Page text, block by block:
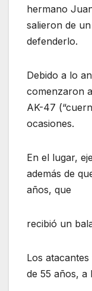
hermano
salieron de
defenderlo.
Debido a lo
comenzaron
AK-47
ocasiones.
En el lugar,
además de
años, que
recibió un
Los
de 55 años, a